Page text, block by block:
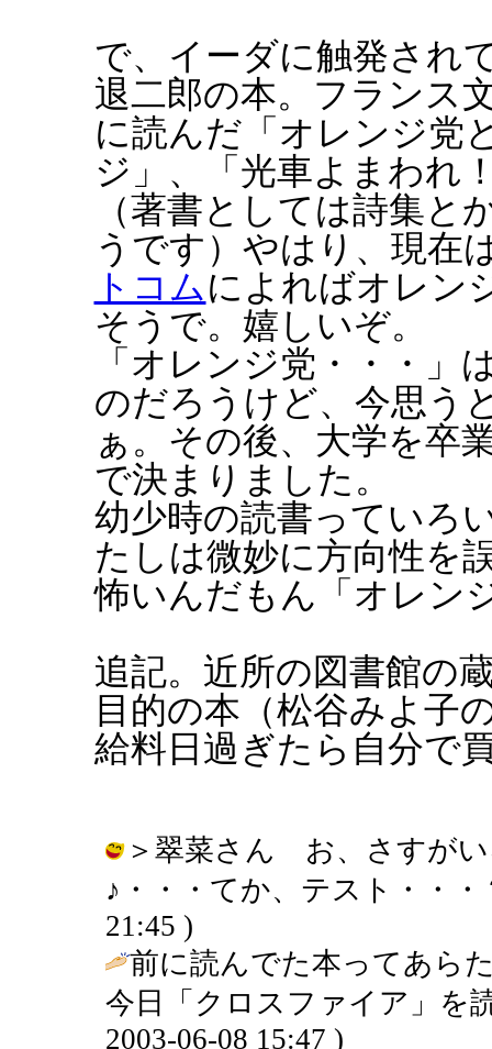
で、イーダに触発され
退二郎の本。フランス
に読んだ「オレンジ党
ジ」、「光車よまわれ
（著書としては詩集と
うです）やはり、現在
トコムによればオレン
そうで。嬉しいぞ。
「オレンジ党・・・」
のだろうけど、今思う
ぁ。その後、大学を卒
で決まりました。
幼少時の読書っていろ
たしは微妙に方向性を
怖いんだもん「オレン
追記。近所の図書館の
目的の本（松谷みよ子
給料日過ぎたら自分で
＞翠菜さん お、さすがい
♪・・・てか、テスト・・
21:45 )
前に読んでた本ってあら
今日「クロスファイア」を
2003-06-08 15:47 )